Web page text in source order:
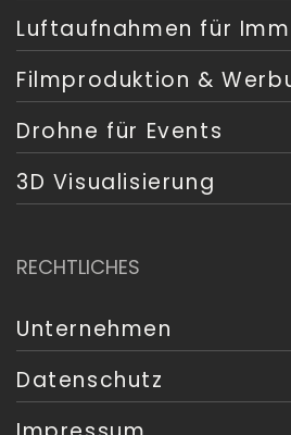
Luftaufnahmen für
Filmproduktion &
Drohne für Events
3D Visualisierung
RECHTLICHES
Unternehmen
Datenschutz